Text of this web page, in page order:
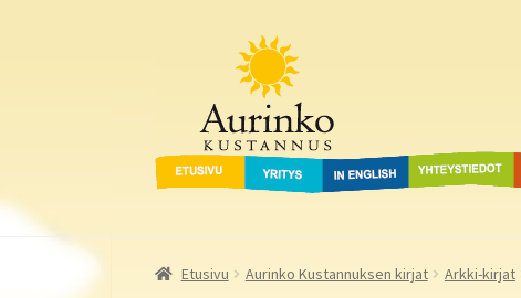
navigointiin
Aurinko Kustannus
Etusivu Yritys In English Yhteystiedot
Etusivu Aurinko Kustannuksen kirjat Arkki-kirjat